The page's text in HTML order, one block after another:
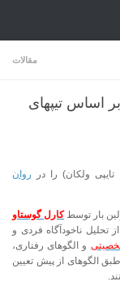
مقالات
اساس تیپهای
روان
کارل گوستاو
ناخودآگاه فردی و
و الگوهای رفتاری،
طبق الگوهای از پیش تعیین